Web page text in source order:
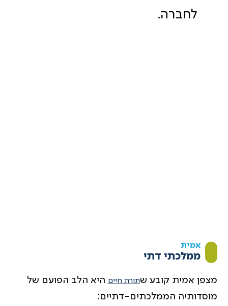
לחברה.
אמית
ממלכתי דתי
מצפן אמית קובע שתורת חיים היא הלב הפועם של
מוסדותיה הממלכתים-דתיים: